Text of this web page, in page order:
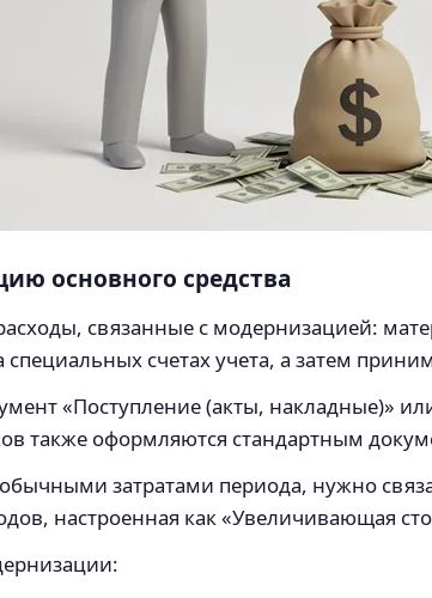
основного средства
связанные с модернизацией:
счетах учета, а затем
«Поступление (акты, накладные)»
также оформляются стандартным
затратами периода, нужно
настроенная как «Увеличивающая